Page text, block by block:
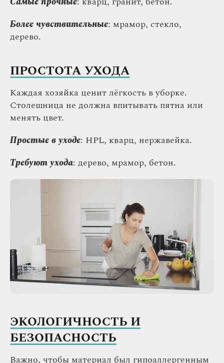
Более чувствительные: мрамор, стекло,
дерево.
ПРОСТОТА УХОДА
Каждая хозяйка ценит лёгкость в уборке.
Столешница не должна впитывать пятна или
менять цвет.
Простые в уходе: HPL, кварц, нержавейка.
Требуют ухода: дерево, мрамор, бетон.
ЭКОЛОГИЧНОСТЬ И
БЕЗОПАСНОСТЬ
Важно, чтобы материал был гипоаллергенным